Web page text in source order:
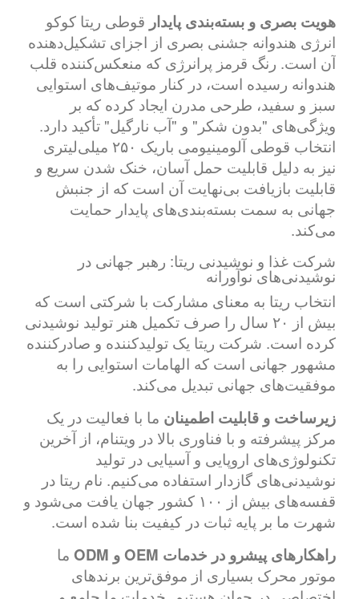
هویت بصری و بسته‌بندی پایدار قوطی ریتا کوکو
انرژی هندوانه جشنی بصری از اجزای تشکیل‌دهنده
آن است. رنگ قرمز پرانرژی که منعکس‌کننده قلب
هندوانه رسیده است، در کنار موتیف‌های استوایی
سبز و سفید، طرحی مدرن ایجاد کرده که بر
ویژگی‌های "بدون شکر" و "آب نارگیل" تأکید دارد.
انتخاب قوطی آلومینیومی باریک ۲۵۰ میلی‌لیتری
نیز به دلیل قابلیت حمل آسان، خنک شدن سریع و
قابلیت بازیافت بی‌نهایت آن است که از جنبش
جهانی به سمت بسته‌بندی‌های پایدار حمایت
می‌کند.
شرکت غذا و نوشیدنی ریتا: رهبر جهانی در
نوشیدنی‌های نوآورانه
انتخاب ریتا به معنای مشارکت با شرکتی است که
بیش از ۲۰ سال را صرف تکمیل هنر تولید نوشیدنی
کرده است. شرکت ریتا یک تولیدکننده و صادرکننده
مشهور جهانی است که الهامات استوایی را به
موفقیت‌های جهانی تبدیل می‌کند.
زیرساخت و قابلیت اطمینان ما با فعالیت در یک
مرکز پیشرفته و با فناوری بالا در ویتنام، از آخرین
تکنولوژی‌های اروپایی و آسیایی در تولید
نوشیدنی‌های گازدار استفاده می‌کنیم. نام ریتا در
قفسه‌های بیش از ۱۰۰ کشور جهان یافت می‌شود و
شهرت ما بر پایه ثبات در کیفیت بنا شده است.
راهکارهای پیشرو در خدمات OEM و ODM
ما
موتور محرک بسیاری از موفق‌ترین برندهای